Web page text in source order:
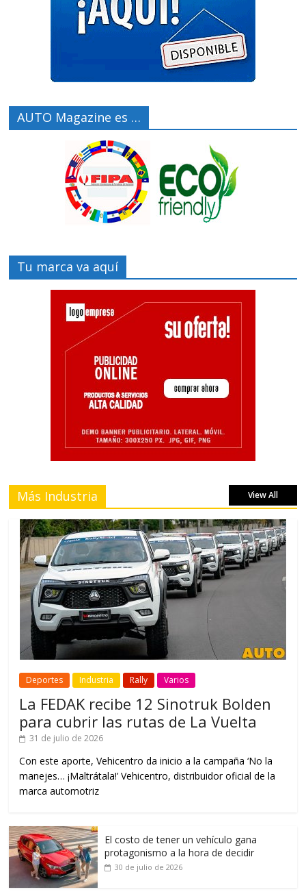
AUTO Magazine es …
Tu marca va aquí
Más Industria View All
Deportes Industria Rally Varios
La FEDAK recibe 12 Sinotruk Bolden
para cubrir las rutas de La Vuelta
31 de julio de 2026
Con este aporte, Vehicentro da inicio a la campaña ‘No la
manejes… ¡Maltrátala!’ Vehicentro, distribuidor oficial de la
marca automotriz
El costo de tener un vehículo gana
protagonismo a la hora de decidir
30 de julio de 2026